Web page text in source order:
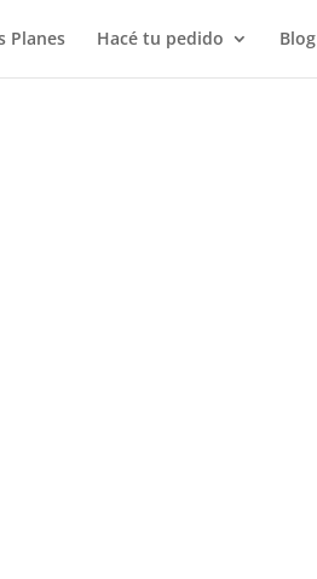
Planes Hacé tu pedido Blog